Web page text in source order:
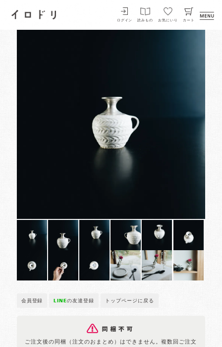
イロドリ
ログイン 読みもの お気にいり カート
会員登録 LINEの友達登録 トップページに戻る
ご注文後の同梱（注文のおまとめ）はできません。複数回ご注文